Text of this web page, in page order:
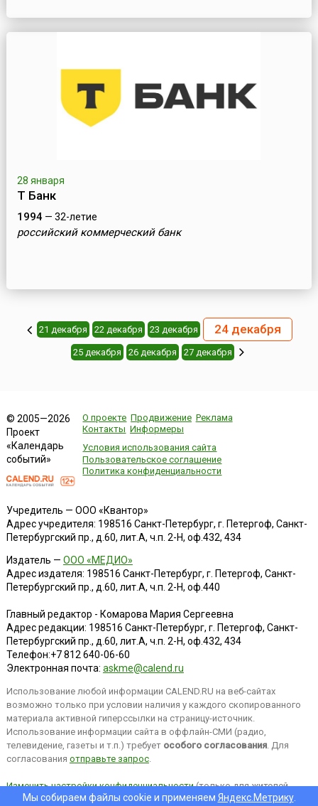
28 января
Т Банк
1994— 32-летие
российский коммерческий банк
21 декабря 22 декабря 23 декабря 24 декабря
25 декабря 26 декабря 27 декабря
© 2005—2026
Проект
«Календарь
событий»
О проекте Продвижение Реклама
Контакты Информеры
Условия использования сайта
Пользовательское соглашение
Политика конфиденциальности
Учредитель — ООО «Квантор»
Адрес учредителя: 198516 Санкт-Петербург, г. Петергоф, Санкт-
Петербургский пр., д.60, лит.А, ч.п. 2-Н, оф.432, 434
Издатель — ООО «МЕДИО»
Адрес издателя: 198516 Санкт-Петербург, г. Петергоф, Санкт-
Петербургский пр., д.60, лит.А, ч.п. 2-Н, оф.440
Главный редактор - Комарова Мария Сергеевна
Адрес редакции: 198516 Санкт-Петербург, г. Петергоф, Санкт-
Петербургский пр., д.60, лит.А, ч.п. 2-Н, оф.432, 434
Телефон:+7 812 640-06-60
Электронная почта: askme@calend.ru
Использование любой информации CALEND.RU на веб-сайтах
возможно только при условии наличия у каждого скопированного
материала активной гиперссылки на страницу-источник.
Использование информации сайта в оффлайн-СМИ (радио,
телевидение, газеты и т.п.) требует особого согласования. Для
согласования отправьте запрос.
Изменить настройки конфиденциальности(только для жителей
EEA).Мы собираем файлы cookie и применяем Яндекс.Метрику.